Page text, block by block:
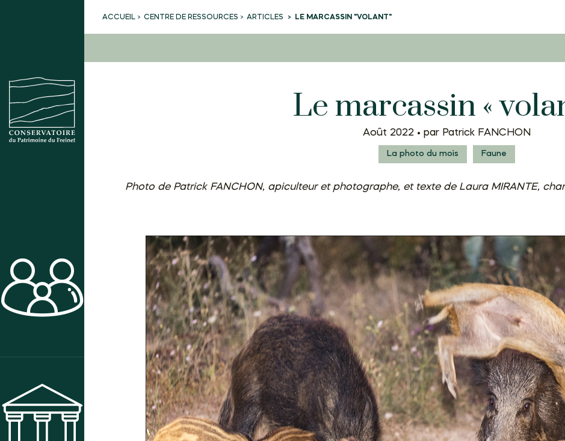
ACCUEIL CENTRE DE RESSOURCES ARTICLES LE MARCASSIN "VOLANT"
Le marcassin «
Août 2022 • par Patrick FANCHON
La photo du mois Faune
Photo de Patrick FANCHON, apiculteur et photographe, et texte de Laura MIRANTE,